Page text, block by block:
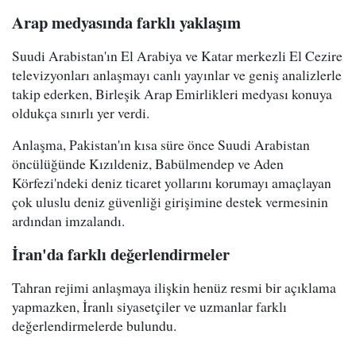
Arap medyasında farklı yaklaşım
Suudi Arabistan'ın El Arabiya ve Katar merkezli El Cezire
televizyonları anlaşmayı canlı yayınlar ve geniş analizlerle
takip ederken, Birleşik Arap Emirlikleri medyası konuya
oldukça sınırlı yer verdi.
Anlaşma, Pakistan'ın kısa süre önce Suudi Arabistan
öncülüğünde Kızıldeniz, Babülmendep ve Aden
Körfezi'ndeki deniz ticaret yollarını korumayı amaçlayan
çok uluslu deniz güvenliği girişimine destek vermesinin
ardından imzalandı.
İran'da farklı değerlendirmeler
Tahran rejimi anlaşmaya ilişkin henüz resmi bir açıklama
yapmazken, İranlı siyasetçiler ve uzmanlar farklı
değerlendirmelerde bulundu.